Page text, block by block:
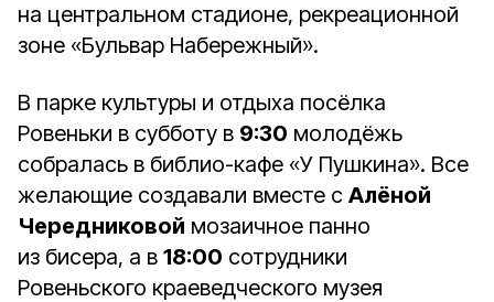
на центральном стадионе, рекреационной
зоне «Бульвар Набережный».
В парке культуры и отдыха посёлка
Ровеньки в субботу в 9:30 молодёжь
собралась в библио-кафе «У Пушкина». Все
желающие создавали вместе с Алёной
Чередниковой мозаичное панно
из бисера, а в 18:00 сотрудники
Ровеньского краеведческого музея